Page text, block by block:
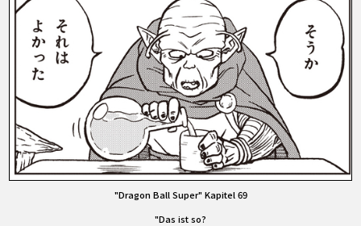
"Dragon Ball Super" Kapitel 69
"Das ist so?